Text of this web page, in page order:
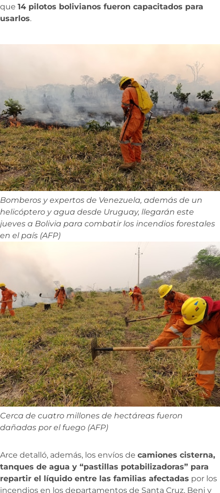
que 14 pilotos bolivianos fueron capacitados para
usarlos.
Bomberos y expertos de Venezuela, además de un
helicóptero y agua desde Uruguay, llegarán este
jueves a Bolivia para combatir los incendios forestales
en el país (AFP)
Cerca de cuatro millones de hectáreas fueron
dañadas por el fuego (AFP)
Arce detalló, además, los envíos de camiones cisterna,
tanques de agua y “pastillas potabilizadoras” para
repartir el líquido entre las familias afectadas por los
incendios en los departamentos de Santa Cruz, Beni y